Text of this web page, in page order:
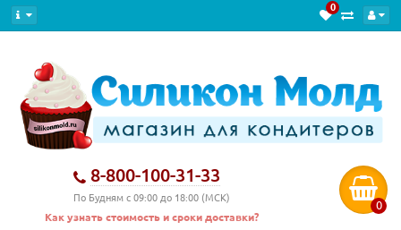
0
8-800-100-31-33
По Будням с 09:00 до 18:00 (МСК)
Как узнать стоимость и сроки доставки?
0